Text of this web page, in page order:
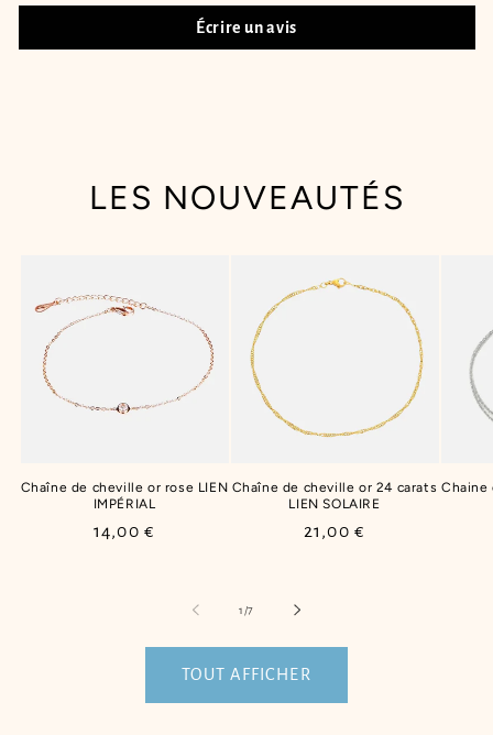
Écrire un avis
LES NOUVEAUTÉS
Chaîne de cheville or rose LIEN
IMPÉRIAL
Prix
14,00 €
Chaîne de cheville or 24 carats
LIEN SOLAIRE
Prix
21,00 €
Chaine
1 /de
7
TOUT AFFICHER